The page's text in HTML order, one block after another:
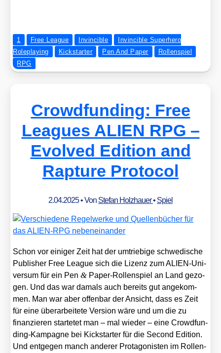
1 Free League Invincible
Invincible Superhero
Roleplaying
Kickstarter Pen And Paper
Rollenspiel
RPG
Crowdfunding: Free
Leagues ALIEN RPG –
Evolved Edition and
Rapture Protocol
2.04.2025• Von Stefan Holzhauer• Spiel
Schon vor eini­ger Zeit hat der umtrie­bi­ge schwe­di­sche
Publisher Free League sich die Lizenz zum ALI­EN-Uni­
ver­sum für ein Pen& Paper-Rol­len­spiel an Land gezo­
gen. Und das war damals auch bereits gut ange­kom­
men. Man war aber offen­bar der Ansicht, dass es Zeit
für eine über­ar­bei­te­te Ver­si­on wäre und um die zu
finan­zie­ren star­te­tet man – mal wie­der – eine Crowd­fun­
ding-Kam­pa­gne bei Kick­star­ter für die Second Edi­ti­on.
Und ent­ge­gen manch ande­rer Prot­ago­nis­ten im Rol­len­